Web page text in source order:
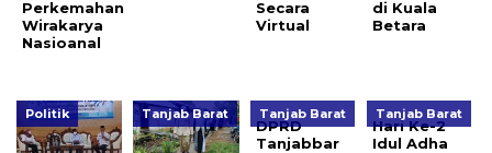
Perkemahan
Wirakarya
Nasioanal
Secara
Virtual
di Kuala
Betara
Politik Tanjab Barat Tanjab Barat
DPRD
Tanjabbar
Tanjab Barat
Hari Ke-2
Idul Adha